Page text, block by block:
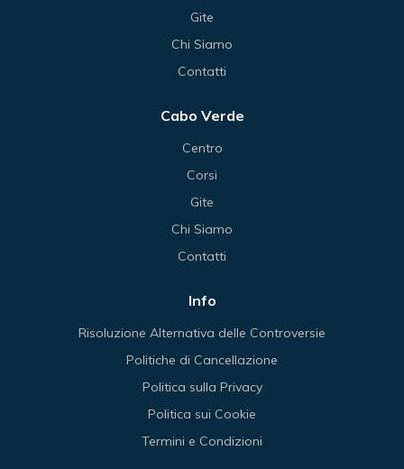
Gite
Chi Siamo
Contatti
Cabo Verde
Centro
Corsi
Gite
Chi Siamo
Contatti
Info
Risoluzione Alternativa delle Controversie
Politiche di Cancellazione
Politica sulla Privacy
Politica sui Cookie
Termini e Condizioni